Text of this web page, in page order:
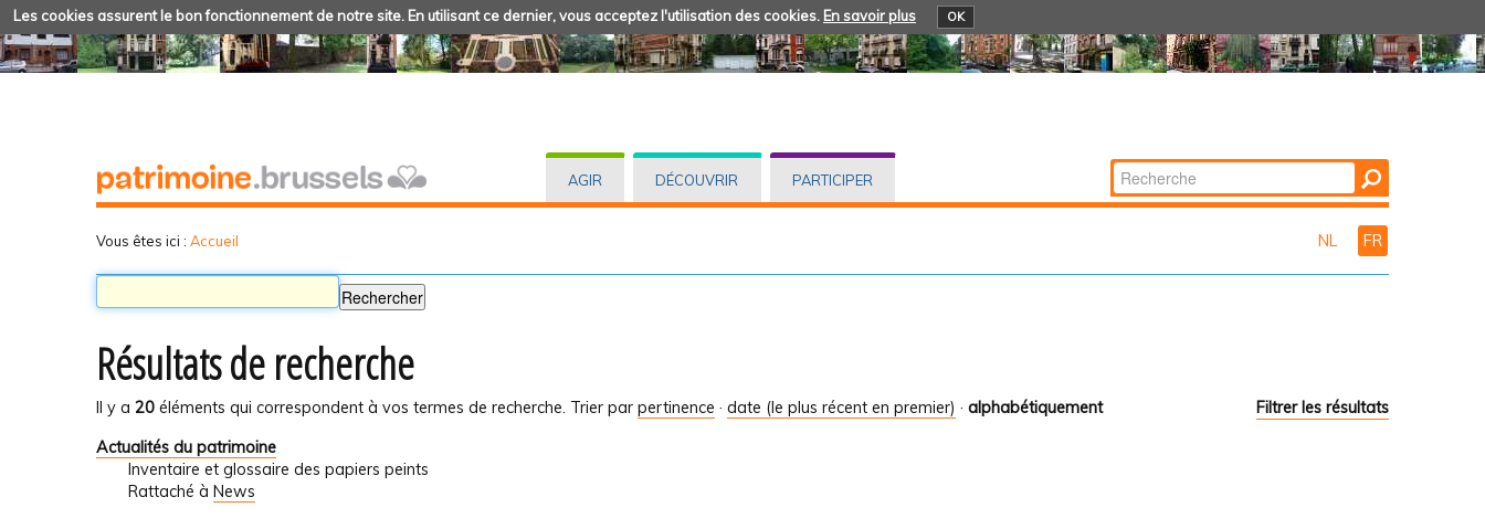
Les cookies assurent le bon fonctionnement de notre site. En utilisant ce dernier, vous acceptez l'utilisation des cookies. En savoir plus OK
AGIR DÉCOUVRIR PARTICIPER Chercher par
Recherche
Vous êtes ici : Accueil NL FR
Résultats de recherche
Il y a 20 éléments qui correspondent à vos termes de recherche. Filtrer les résultats
Trier par pertinence · date (le plus récent en premier) · alphabétiquement
Actualités du patrimoine
Inventaire et glossaire des papiers peints
Rattaché à News